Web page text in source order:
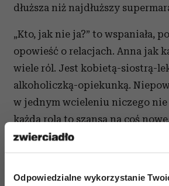
Odpowiedzialne wykorzystanie
dłuższa niż najdłuższy
„Kto, jak nie ja?” to wspaniała,
opowieść o relacjach. Anna jak
wiele ról. Jest kobietą-siostrą-
alkoholiczką-opiekunką.
w jednym wcieleniu niczego nie
każda rola to szansa na coś
chęci czasami coś nie wychodzi;